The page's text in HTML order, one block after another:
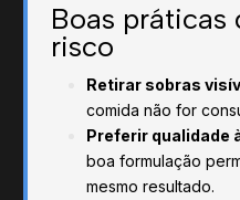
Boas práticas
risco
Retirar sobras
comida não for
Preferir qualidade
boa formulação
mesmo resultado.